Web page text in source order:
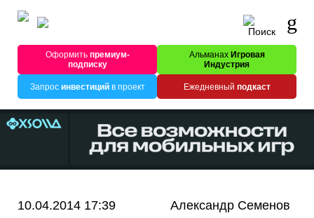
Оформитьпремиум-
подписку
Альманах Игровая
Индустрия
Запрос инвестицийв проект Ежедневный подкаст
10.04.2014 17:39 Александр Семенов